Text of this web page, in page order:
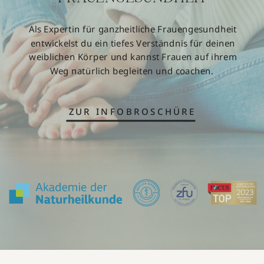
Als Expertin für ganzheitliche Frauengesundheit
entwickelst du ein tiefes Verständnis für deinen
weiblichen Körper und kannst Frauen auf ihrem
Weg natürlich begleiten und coachen.
ZUR INFOBROSCHÜRE